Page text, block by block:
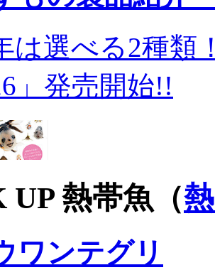
は選べる2種類
」発売開始!!
UP 熱帯魚（
ワンテグリ